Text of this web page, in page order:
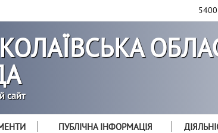
сайт
ПУБЛІЧНА ІНФОРМАЦІЯ